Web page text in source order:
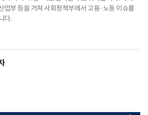
업부 등을 거쳐 사회정책부에서 고용·노동 이슈를
다.